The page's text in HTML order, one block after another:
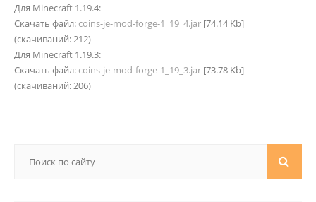
Для Minecraft 1.19.4:
Скачать файл: coins-je-mod-forge-1_19_4.jar
(cкачиваний: 212)
Для Minecraft 1.19.3:
Скачать файл: coins-je-mod-forge-1_19_3.jar
(cкачиваний: 206)